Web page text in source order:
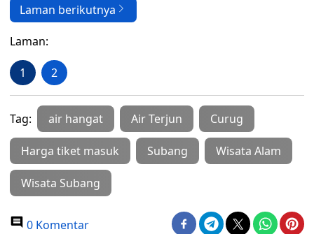
Laman berikutnya
Laman:
1 2
Tag: air hangat Air Terjun Curug
Harga tiket masuk Subang Wisata Alam
Wisata Subang
0 Komentar